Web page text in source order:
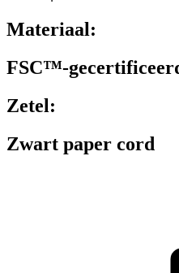
Materiaal:
FSC™-
Zetel:
Zwart paper cord